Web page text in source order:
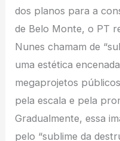
dos planos para a
de Belo Monte, o PT
Nunes chamam de
uma estética
megaprojetos
pela escala e pela
Gradualmente, essa
pelo “sublime da